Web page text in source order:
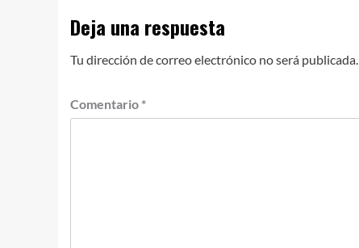
Deja una respuesta
Tu dirección de correo electrónico no será publicada.
Comentario *